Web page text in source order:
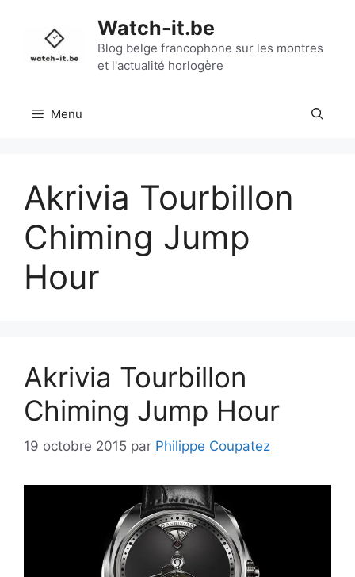
contenu
Watch-it.be
Blog belge francophone sur les montres
et l'actualité horlogère
Menu
Akrivia Tourbillon
Chiming Jump
Hour
Akrivia Tourbillon
Chiming Jump Hour
19 octobre 2015 par Philippe Coupatez